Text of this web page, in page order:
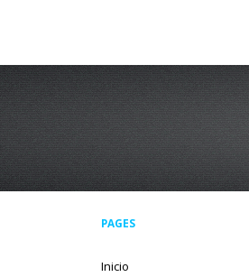
PAGES
Inicio